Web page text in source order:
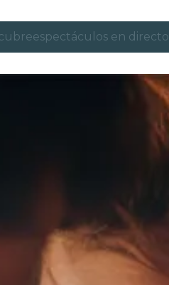
espectáculos en directo
exposiciones
Seúl